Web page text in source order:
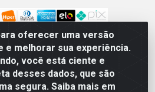
oferecer uma versão
e melhorar sua experiência.
você está ciente e
desses dados, que são
segura. Saiba mais em
Ltda - R. Lineu Anterino
Industrial, Uberlândia - MG CEP
66.312.653/0001-14